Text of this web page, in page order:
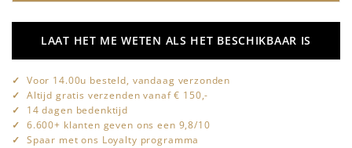
LAAT HET ME WETEN ALS HET BESCHIKBAAR IS
Voor 14.00u besteld, vandaag verzonden
Altijd gratis verzenden vanaf € 150,-
14 dagen bedenktijd
6.600+ klanten geven ons een 9,8/10
Spaar met ons Loyalty programma